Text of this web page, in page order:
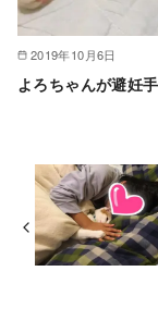
2019年10月6日
よろちゃんが避妊